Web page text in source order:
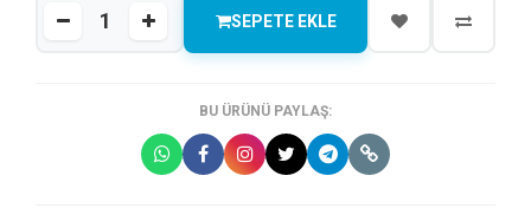
SEPETE EKLE
BU ÜRÜNÜ PAYLAŞ: